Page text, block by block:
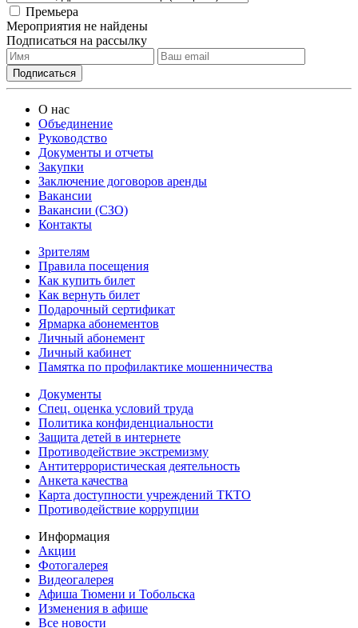
Премьера
Мероприятия не найдены
Подписаться на рассылку
О нас
Объединение
Руководство
Документы и отчеты
Закупки
Заключение договоров аренды
Вакансии
Вакансии (СЗО)
Контакты
Зрителям
Правила посещения
Как купить билет
Как вернуть билет
Подарочный сертификат
Ярмарка абонементов
Личный абонемент
Личный кабинет
Памятка по профилактике мошенничества
Документы
Спец. оценка условий труда
Политика конфиденциальности
Защита детей в интернете
Противодействие экстремизму
Антитеррористическая деятельность
Анкета качества
Карта доступности учреждений ТКТО
Противодействие коррупции
Информация
Акции
Фотогалерея
Видеогалерея
Афиша Тюмени и Тобольска
Изменения в афише
Все новости